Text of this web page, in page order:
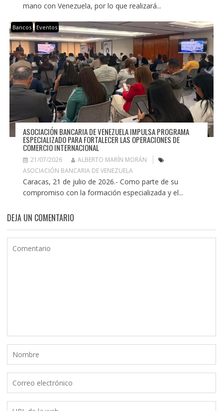
mano con Venezuela, por lo que realizará...
Bancos Eventos
ASOCIACIÓN BANCARIA DE VENEZUELA IMPULSA PROGRAMA
ESPECIALIZADO PARA FORTALECER LAS OPERACIONES DE
COMERCIO INTERNACIONAL
21/07/2026
ALBERTO MARÍN MORÁN
ASOCIACIÓN BANCARIA DE VENEZUELA
Caracas, 21 de julio de 2026.- Como parte de su
compromiso con la formación especializada y el...
DEJA UN COMENTARIO